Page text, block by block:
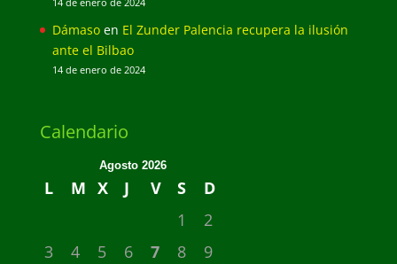
14 de enero de 2024
Dámasoen El Zunder Palencia recupera la ilusión
ante el Bilbao
14 de enero de 2024
Calendario
Agosto 2026
L M X J V S
D
1
2
3
4 5 6 7 8
9